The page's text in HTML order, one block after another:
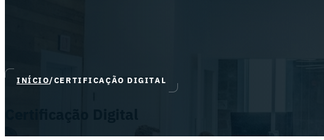
INÍCIO/CERTIFICAÇÃO DIGITAL